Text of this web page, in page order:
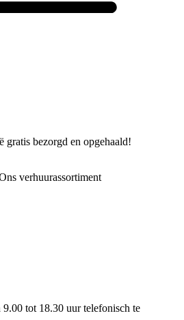
gratis bezorgd en opgehaald!
verhuurassortiment
tot 18.30 uur telefonisch te